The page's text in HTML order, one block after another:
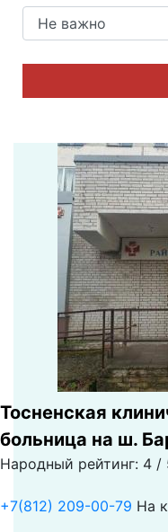
Тосненская
больница на ш.
Народный рейтинг: 4 /
+7(812) 209-00-79 На